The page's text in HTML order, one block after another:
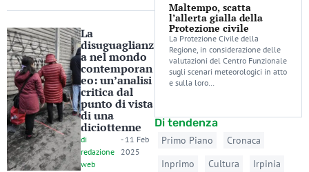
La
disuguaglianz
a nel mondo
contemporan
eo: un’analisi
critica dal
punto di vista
di una
diciottenne
di
redazione
web
- 11 Feb
2025
Maltempo, scatta
l’allerta gialla della
Protezione civile
La Protezione Civile della
Regione, in considerazione delle
valutazioni del Centro Funzionale
sugli scenari meteorologici in atto
e sulla loro…
Di tendenza
Primo Piano
Cronaca
Inprimo
Cultura
Irpinia